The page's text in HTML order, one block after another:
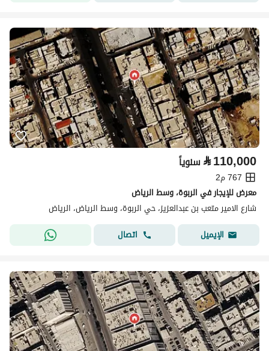
⃁110,000 سنوياً
767 م2
معرض للإيجار في الربوة، وسط الرياض
شارع الامير متعب بن عبدالعزيز، حي الربوة، وسط الرياض، الرياض
الإيميل
اتصال